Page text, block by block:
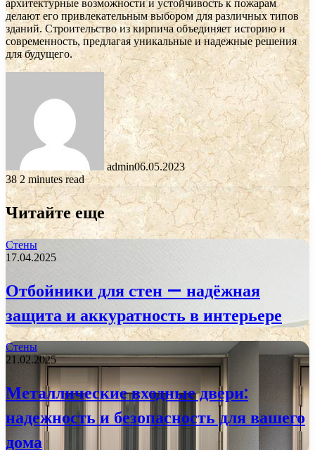
архитектурные возможности и устойчивость к пожарам
делают его привлекательным выбором для различных типов
зданий. Строительство из кирпича объединяет историю и
современность, предлагая уникальные и надежные решения
для будущего.
admin06.05.2023
38 2 minutes read
Читайте еще
Стены
17.04.2025
Отбойники для стен — надёжная
защита и аккуратность в интерьере
Стены
21.02.2025
Металлические входные двери:
надежность и безопасность для вашего
дома